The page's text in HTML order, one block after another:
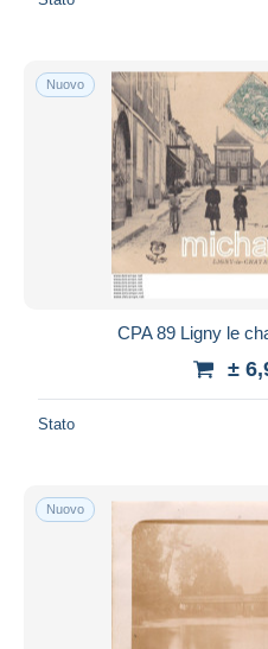
Nuovo
CPA 89 Ligny le
±
Stato
Nuovo